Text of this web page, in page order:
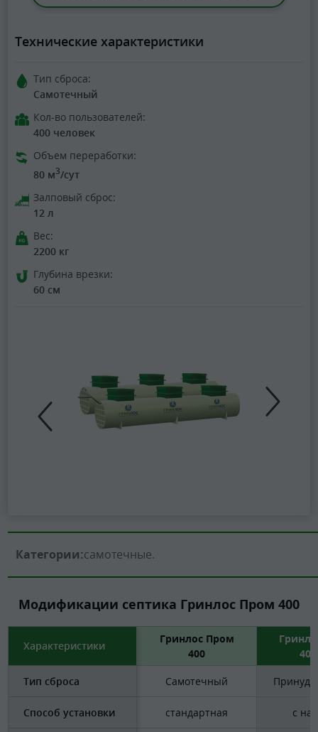
Технические характеристики
Тип сброса:
Самотечный
Кол-во пользователей:
400 человек
Объем переработки:
80 м3/сут
Залповый сброс:
12 л
Вес:
2200 кг
Глубина врезки:
60 см
Категории:самотечные
Модификации септика Гринлос Пром 400
Характеристики
Гринлос Пром
400
Тип сброса Самотечный
Способ установки стандартная с